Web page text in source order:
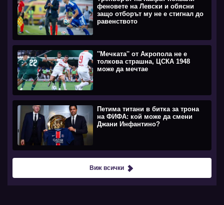
феновете на Левски и обясни
защо отборът му не е стигнал до
равенството
''Мечката'' от Акропола не е
толкова страшна, ЦСКА 1948
може да мечтае
Петима титани в битка за трона
на ФИФА: кой може да смени
Джани Инфантино?
Виж всички